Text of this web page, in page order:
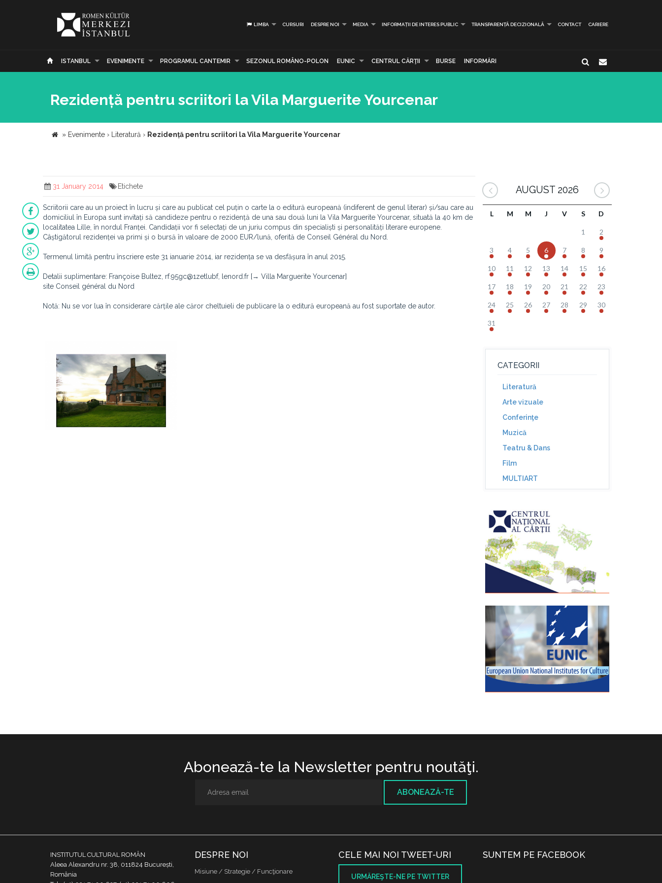
LIMBA CURSURI DESPRE NOI MEDIA INFORMAȚII DE INTERES PUBLIC TRANSPARENȚĂ DECIZIONALĂ CONTACT CARIERE
ISTANBUL EVENIMENTE PROGRAMUL CANTEMIR SEZONUL ROMÂNO-POLON EUNIC CENTRUL CĂRŢII BURSE INFORMĂRI
Rezidență pentru scriitori la Vila Marguerite Yourcenar
» Evenimente › Literatură › Rezidență pentru scriitori la Vila Marguerite Yourcenar
31 January 2014 Etichete
Scriitorii care au un proiect în lucru și care au publicat cel puțin o carte la o editură europeană (indiferent de genul literar) și/sau care au
domiciliul în Europa sunt invitați să candideze pentru o rezidență de una sau două luni la Vila Marguerite Yourcenar, situată la 40 km de
localitatea Lille, în nordul Franței. Candidații vor fi selectați de un juriu compus din specialiști și personalități literare europene.
Câștigătorul rezidenței va primi și o bursă în valoare de 2000 EUR/lună, oferită de Conseil Général du Nord.
Termenul limită pentru înscriere este 31 ianuarie 2014, iar rezidența se va desfășura în anul 2015.
Detalii suplimentare: Françoise Bultez, rf.95gc@1zetlubf, lenord.fr [→ Villa Marguerite Yourcenar]
site Conseil général du Nord
Notă: Nu se vor lua în considerare cărțile ale căror cheltuieli de publicare la o editură europeană au fost suportate de autor.
AUGUST 2026
L M M J V S D
1 2
3 4 5 6 7 8 9
10 11 12 13 14 15 16
17 18 19 20 21 22 23
24 25 26 27 28 29 30
31
CATEGORII
Literatură
Arte vizuale
Conferinţe
Muzică
Teatru & Dans
Film
MULTIART
Abonează-te la Newsletter pentru noutăţi.
ABONEAZĂ-TE
INSTITUTUL CULTURAL ROMÂN
Aleea Alexandru nr. 38, 011824 București,
România
DESPRE NOI
Misiune / Strategie / Funcţionare
CELE MAI NOI TWEET-URI
URMĂREŞTE-NE PE TWITTER
SUNTEM PE FACEBOOK